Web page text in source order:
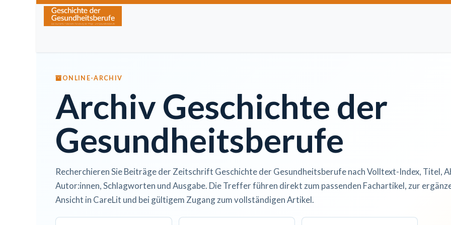
Zum Inhalt springen
ONLINE-ARCHIV
Archiv Geschichte der
Gesundheitsberufe
Recherchieren Sie Beiträge der Zeitschrift Geschichte der Gesundheitsberufe nach Volltext-Index, Titel,
Autor:innen, Schlagworten und Ausgabe. Die Treffer führen direkt zum passenden Fachartikel, zur
Ansicht in CareLit und bei gültigem Zugang zum vollständigen Artikel.